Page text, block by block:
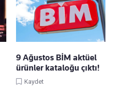
9 Ağustos BİM aktüel
ürünler kataloğu çıktı!
Kaydet